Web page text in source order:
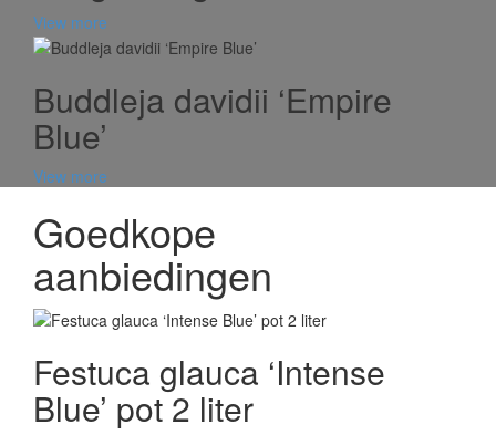
View more
Buddleja davidii ‘Empire
Blue’
View more
Goedkope
aanbiedingen
Festuca glauca ‘Intense
Blue’ pot 2 liter